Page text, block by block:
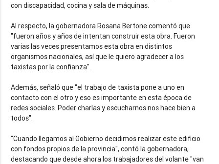
con discapacidad, cocina y sala de máquinas.
Al respecto, la gobernadora Rosana Bertone comentó que
"fueron años y años de intentan construir esta obra. Fueron
varias las veces presentamos esta obra en distintos
organismos nacionales, así que le quiero agradecer a los
taxistas por la confianza".
Además, señaló que "el trabajo de taxista pone a uno en
contacto con el otro y eso es importante en esta época de
redes sociales. Poder charlas y escucharnos nos hace bien a
todos".
"Cuando llegamos al Gobierno decidimos realizar este edificio
con fondos propios de la provincia", contó la gobernadora,
destacando que desde ahora los trabajadores del volante "van